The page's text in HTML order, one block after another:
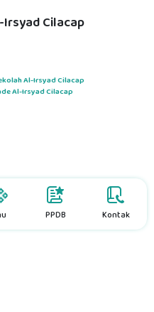
Cilacap
Al-Irsyad Cilacap
Al-Irsyad Cilacap
PPDB Kontak